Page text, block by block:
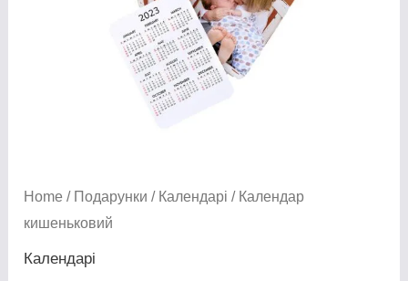
Home / Подарунки / Календарі / Календар
кишеньковий
Календарі